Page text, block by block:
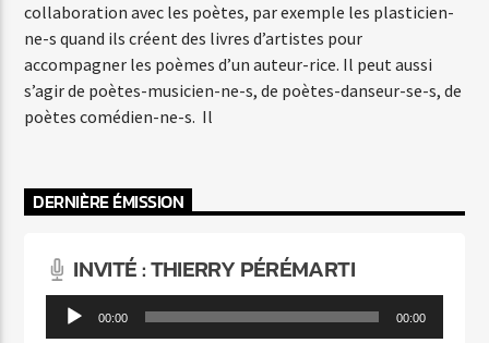
collaboration avec les poètes, par exemple les plasticien-
ne-s quand ils créent des livres d’artistes pour
accompagner les poèmes d’un auteur-rice. Il peut aussi
s’agir de poètes-musicien-ne-s, de poètes-danseur-se-s, de
poètes comédien-ne-s. Il
DERNIÈRE ÉMISSION
INVITÉ : THIERRY PÉRÉMARTI
Lecteur 00:00 00:00